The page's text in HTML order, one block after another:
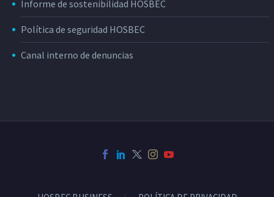
Informe de sostenibilidad HOSBEC
Política de seguridad HOSBEC
Canal interno de denuncias